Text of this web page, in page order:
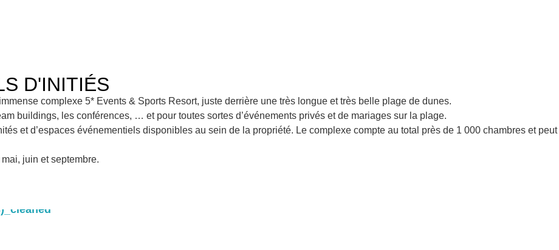
D'INITIÉS
complexe 5* Events & Sports Resort, juste derrière une très longue et très belle plage de dunes.
buildings, les conférences, … et pour toutes sortes d’événements privés et de mariages sur la plage.
et d’espaces événementiels disponibles au sein de la propriété. Le complexe compte au total près de 1 000 chambres et peut
juin et septembre.